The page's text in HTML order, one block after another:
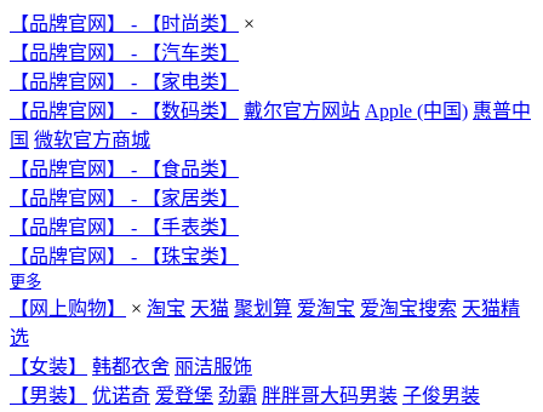
【品牌官网】 - 【时尚类】
×
【品牌官网】 - 【汽车类】
【品牌官网】 - 【家电类】
【品牌官网】 - 【数码类】
戴尔官方网站 Apple (中国) 惠普中
国 微软官方商城
【品牌官网】 - 【食品类】
【品牌官网】 - 【家居类】
【品牌官网】 - 【手表类】
【品牌官网】 - 【珠宝类】
更多
【网上购物】 × 淘宝 天猫 聚划算 爱淘宝 爱淘宝搜索 天猫精
选
【女装】
韩都衣舍 丽洁服饰
【男装】
优诺奇 爱登堡 劲霸 胖胖哥大码男装 子俊男装